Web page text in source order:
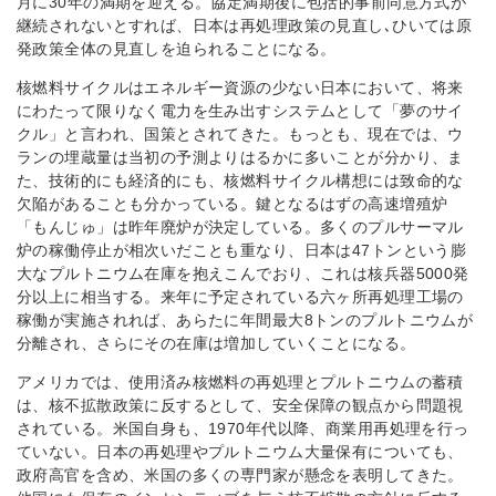
継続されないとすれば、日本は再処理政策の見直し､ひいては原
発政策全体の見直しを迫られることになる。
核燃料サイクルはエネルギー資源の少ない日本において、将来
にわたって限りなく電力を生み出すシステムとして「夢のサイ
クル」と言われ、国策とされてきた。もっとも、現在では、ウ
ランの埋蔵量は当初の予測よりはるかに多いことが分かり、ま
た、技術的にも経済的にも、核燃料サイクル構想には致命的な
欠陥があることも分かっている。鍵となるはずの高速増殖炉
「もんじゅ」は昨年廃炉が決定している。多くのプルサーマル
炉の稼働停止が相次いだことも重なり、日本は47トンという膨
大なプルトニウム在庫を抱えこんでおり、これは核兵器5000発
分以上に相当する。来年に予定されている六ヶ所再処理工場の
稼働が実施されれば、あらたに年間最大8トンのプルトニウムが
分離され、さらにその在庫は増加していくことになる。
アメリカでは、使用済み核燃料の再処理とプルトニウムの蓄積
は、核不拡散政策に反するとして、安全保障の観点から問題視
されている。米国自身も、1970年代以降、商業用再処理を行っ
ていない。日本の再処理やプルトニウム大量保有についても、
政府高官を含め、米国の多くの専門家が懸念を表明してきた。